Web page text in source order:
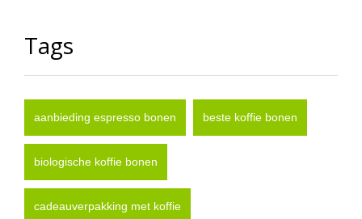
Tags
aanbieding espresso bonen beste koffie bonen
biologische koffie bonen
cadeauverpakking met koffie